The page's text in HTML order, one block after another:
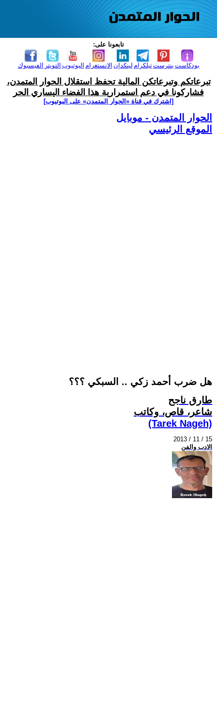
تابعونا على:
الفيسبوك التويتر اليوتيوب الانستغرام لينكدإن تيلكرامبنترست بودكاست
تبرعاتكم وتبرعاتكن المالية تحفظ استقلال الحوار المتمدن،
فشاركونا في دعم استمرارية هذا الفضاء اليساري الحر
[اشترك في قناة ‫«الحوار المتمدن» على اليوتيوب]
الحوار المتمدن - موبايل
الموقع الرئيسي
هل ضرب أحمد زكي .. السبكي ؟؟؟
طارق ناجح
شاعر، قاص، وكاتب
(Tarek Nageh)
2013 / 11 / 15
الادب والفن